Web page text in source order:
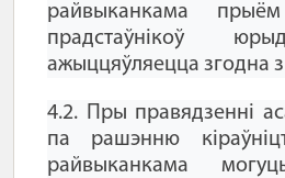
райвыканкама
прадстаўнікоў
ажыццяўляецца згодна
4.2. Пры правядзенні
па рашэнню
райвыканкама